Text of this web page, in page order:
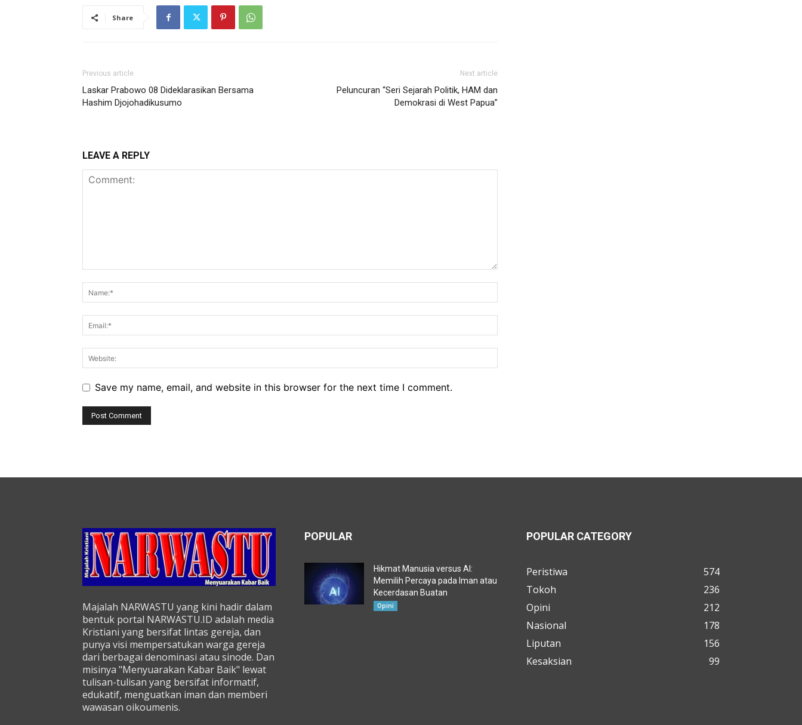
Share
Previous article
Laskar Prabowo 08 Dideklarasikan Bersama
Hashim Djojohadikusumo
Next article
Peluncuran “Seri Sejarah Politik, HAM dan
Demokrasi di West Papua”
LEAVE A REPLY
Save my name, email, and website in this browser for the next time I comment.
Majalah NARWASTU yang kini hadir dalam
bentuk portal NARWASTU.ID adalah media
Kristiani yang bersifat lintas gereja, dan
punya visi mempersatukan warga gereja
dari berbagai denominasi atau sinode. Dan
misinya "Menyuarakan Kabar Baik" lewat
tulisan-tulisan yang bersifat informatif,
edukatif, menguatkan iman dan memberi
wawasan oikoumenis.
POPULAR
Hikmat Manusia versus AI:
Memilih Percaya pada Iman atau
Kecerdasan Buatan
Opini
POPULAR CATEGORY
Peristiwa
574
Tokoh
236
Opini
212
Nasional
178
Liputan
156
Kesaksian
99